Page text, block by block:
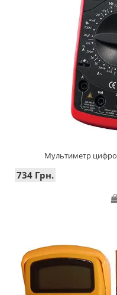
Мультиметр
734 Грн.